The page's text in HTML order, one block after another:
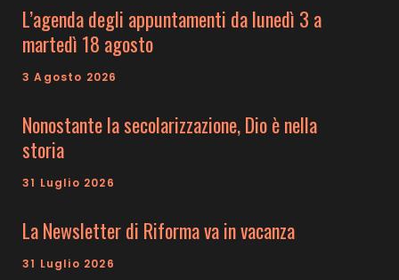
L’agenda degli appuntamenti da lunedì 3 a
martedì 18 agosto
3 Agosto 2026
Nonostante la secolarizzazione, Dio è nella
storia
31 Luglio 2026
La Newsletter di Riforma va in vacanza
31 Luglio 2026